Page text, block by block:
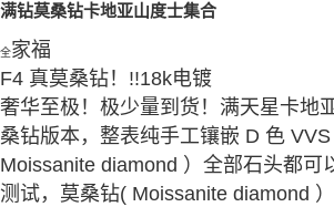
满钻莫桑钻卡地亚山度士集合
全家福
F4 真莫桑钻！!!18k电镀
奢华至极！极少量到货！满天星卡地
桑钻版本，整表纯手工镶嵌 D 色
Moissanite diamond ）全部石头都可
测试，莫桑钻( Moissanite diamond